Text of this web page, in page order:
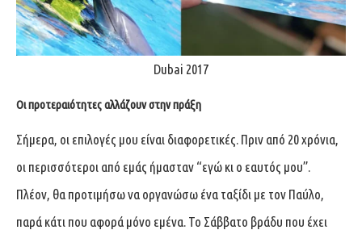
Dubai 2017
Οι προτεραιότητες αλλάζουν στην πράξη
Σήμερα, οι επιλογές μου είναι διαφορετικές. Πριν από 20 χρόνια,
οι περισσότεροι από εμάς ήμασταν “εγώ κι ο εαυτός μου”.
Πλέον, θα προτιμήσω να οργανώσω ένα ταξίδι με τον Παύλο,
παρά κάτι που αφορά μόνο εμένα. Το Σάββατο βράδυ που έχει